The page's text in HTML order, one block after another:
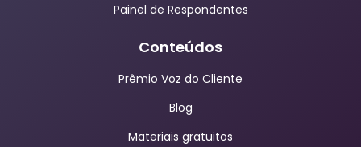
Painel de Respondentes
Conteúdos
Prêmio Voz do Cliente
Blog
Materiais gratuitos